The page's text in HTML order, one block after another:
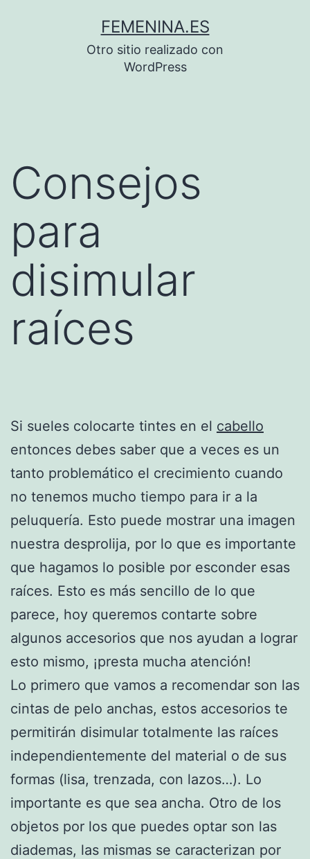
FEMENINA.ES
Otro sitio realizado con
WordPress
Consejos
para
disimular
raíces
Si sueles colocarte tintes en el cabello
entonces debes saber que a veces es un
tanto problemático el crecimiento cuando
no tenemos mucho tiempo para ir a la
peluquería. Esto puede mostrar una imagen
nuestra desprolija, por lo que es importante
que hagamos lo posible por esconder esas
raíces. Esto es más sencillo de lo que
parece, hoy queremos contarte sobre
algunos accesorios que nos ayudan a lograr
esto mismo, ¡presta mucha atención!
Lo primero que vamos a recomendar son las
cintas de pelo anchas, estos accesorios te
permitirán disimular totalmente las raíces
independientemente del material o de sus
formas (lisa, trenzada, con lazos…). Lo
importante es que sea ancha. Otro de los
objetos por los que puedes optar son las
diademas, las mismas se caracterizan por